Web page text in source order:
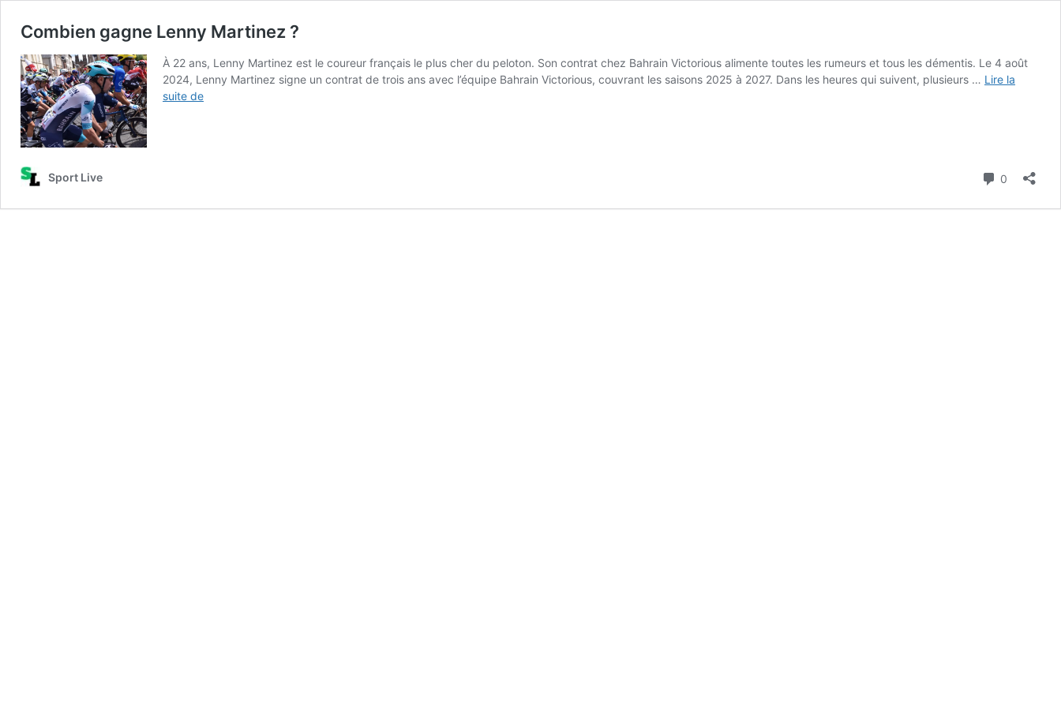
Combien gagne Lenny Martinez ?
À 22 ans, Lenny Martinez est le coureur français le plus cher du peloton. Son contrat chez Bahrain Victorious alimente toutes les rumeurs et tous les démentis. Le 4 août
2024, Lenny Martinez signe un contrat de trois ans avec l’équipe Bahrain Victorious, couvrant les saisons 2025 à 2027. Dans les heures qui suivent, plusieurs … Lire la
suite deCombien
Sport Live 0